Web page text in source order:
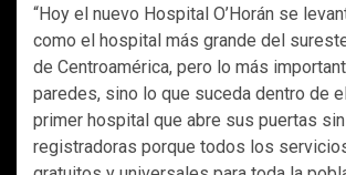
“Hoy el nuevo Hospital O’Horán se
como el hospital más grande del
de Centroamérica, pero lo más
paredes, sino lo que suceda dentro de
primer hospital que abre sus puertas
registradoras porque todos los